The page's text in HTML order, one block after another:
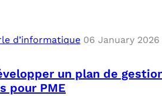
d’informatique 06 January 2026
un plan de
pour PME